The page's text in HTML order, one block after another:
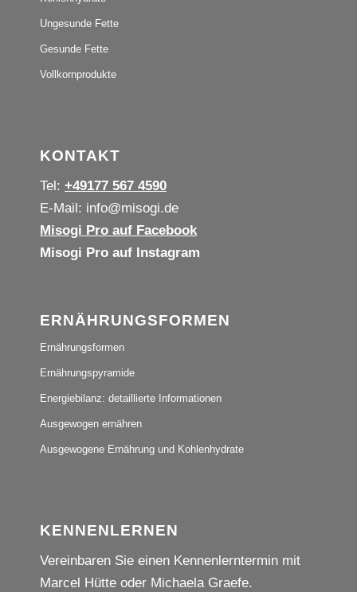
Ungesunde Fette
Gesunde Fette
Vollkornprodukte
KONTAKT
Tel: +49177 567 4590
E-Mail: info@misogi.de
Misogi Pro auf Facebook
Misogi Pro auf Instagram
ERNÄHRUNGSFORMEN
Ernährungsformen
Ernährungspyramide
Energiebilanz: detaillierte Informationen
Ausgewogen ernähren
Ausgewogene Ernährung und Kohlenhydrate
KENNENLERNEN
Vereinbaren Sie einen Kennenlerntermin mit
Marcel Hütte oder Michaela Graefe.